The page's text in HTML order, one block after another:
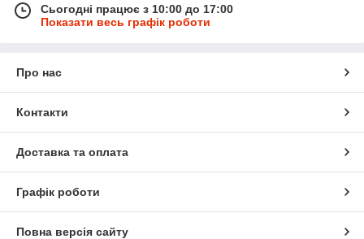
Сьогодні працює з 10:00 до 17:00
Показати весь графік роботи
Про нас
Контакти
Доставка та оплата
Графік роботи
Повна версія сайту